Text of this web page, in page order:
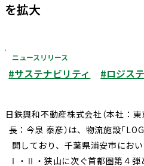
ニュース・トピ
不動産 ソリュー
ホテル事業
農業事業
エンゲージメン
地球環境への配
業績・財務
有価証券報告書
を拡大
ニュースリリース
#サステナビリティ #ロジス
日鉄興和不動産株式会社（本社：
長：今泉 泰彦）は、物流施設「
開しており、千葉県浦安市にお
Ⅰ・Ⅱ・狭山に次ぐ首都圏第４弾